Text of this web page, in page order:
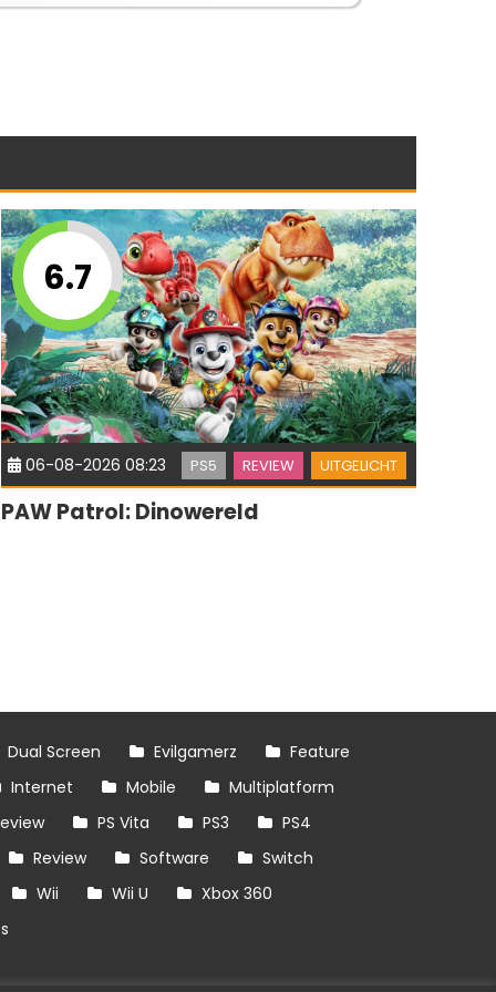
6.7
06-08-2026 08:23 PS5 REVIEW UITGELICHT
PAW Patrol: Dinowereld
Dual Screen Evilgamerz
Feature
Internet Mobile
Multiplatform
PS Vita PS3
PS4
Review Software
Switch
Wii Wii U
Xbox 360